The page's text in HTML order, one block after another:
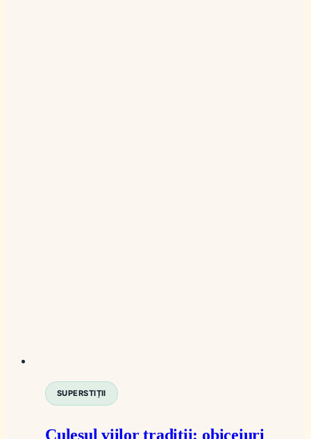
SUPERSTIȚII
Culesul viilor tradiții: obiceiuri